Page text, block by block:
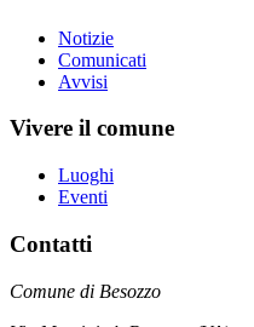
Notizie
Comunicati
Avvisi
Vivere il comune
Luoghi
Eventi
Contatti
Comune di Besozzo